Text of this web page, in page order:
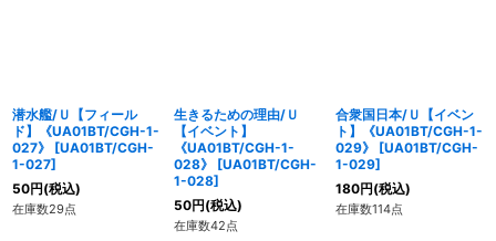
潜水艦/Ｕ【フィール
ド】《UA01BT/CGH-1-
027》
[UA01BT/CGH-
1-027]
50円(税込)
在庫数29点
生きるための理由/Ｕ
【イベント】
《UA01BT/CGH-1-
028》
[UA01BT/CGH-
1-028]
50円(税込)
在庫数42点
合衆国日本/Ｕ【イベン
ト】《UA01BT/CGH-1-
029》
[UA01BT/CGH-
1-029]
180円(税込)
在庫数114点